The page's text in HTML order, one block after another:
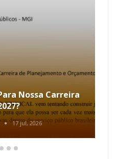
Nossa Carreira
17 jul, 2026